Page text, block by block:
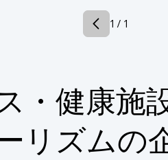
1 / 1
・健康施
リズムの